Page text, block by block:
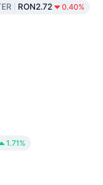
RON2.72 0.40%
1.71%